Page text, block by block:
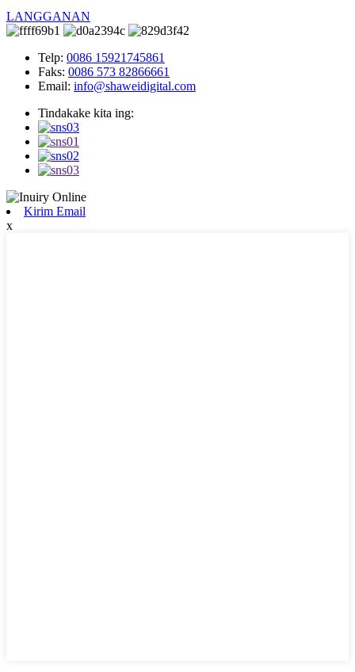
LANGGANAN
Telp: 0086 15921745861
Faks: 0086 573 82866661
Email: info@shaweidigital.com
Tindakake kita ing:
Kirim Email
x